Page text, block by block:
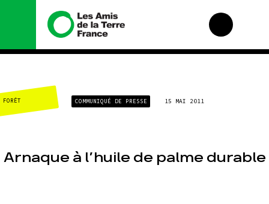
Nous connaître
Histoire
Valeurs
Total, rendez-vous
Mode : une tendance
destructrice
FORÊT COMMUNIQUÉ DE PRESSE 15 MAI 2011
Arnaque à l’huile de palme durable